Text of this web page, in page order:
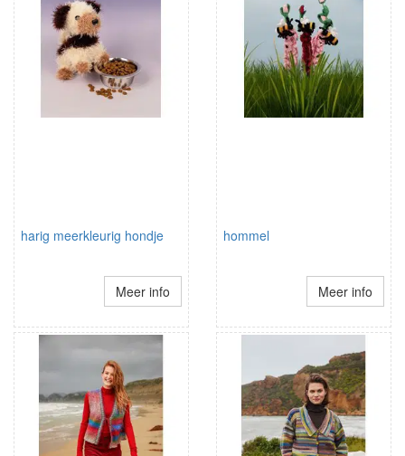
harig meerkleurig hondje
Meer info
hommel
Meer info